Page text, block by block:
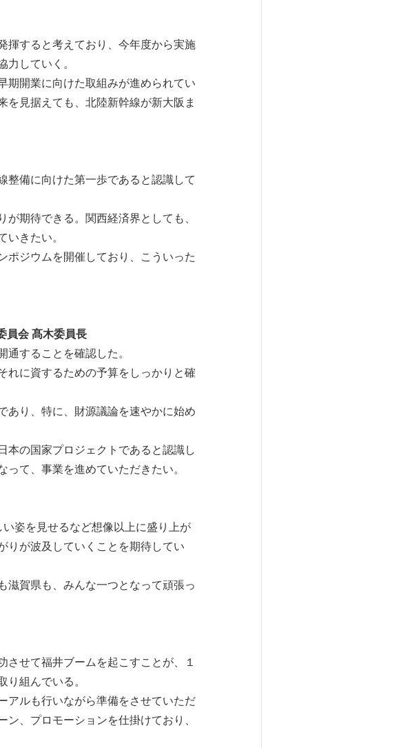
揮すると考えており、今年度から実施
していく。
期開業に向けた取組みが進められてい
を見据えても、北陸新幹線が新大阪ま
整備に向けた第一歩であると認識して
期待できる。関西経済界としても、
いきたい。
ポジウムを開催しており、こういった
員会 髙木委員長
することを確認した。
れに資するための予算をしっかりと確
あり、特に、財源議論を速やかに始め
本の国家プロジェクトであると認識し
て、事業を進めていただきたい。
姿を見せるなど想像以上に盛り上が
りが波及していくことを期待してい
滋賀県も、みんな一つとなって頑張っ
せて福井ブームを起こすことが、１
組んでいる。
アルも行いながら準備をさせていただ
、プロモーションを仕掛けており、